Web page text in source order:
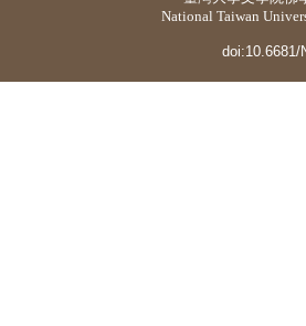
National Taiwan
doi:10.6681/